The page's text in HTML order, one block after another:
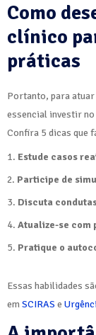
Como
clínico
práticas
Portanto, para
essencial investir
Confira 5 dicas que
Estude casos
Participe de
Discuta
Atualize-se com
Pratique o
Essas habilidades
emSCIRAS e